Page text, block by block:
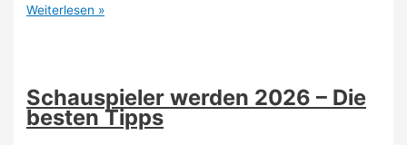
Bekannte
(2026)
Weiterlesen »
Schauspieler werden 2026 – Die
besten Tipps